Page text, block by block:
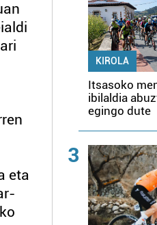
eta
KIROLA
Itsasoko
ibilaldia
egingo dute
3